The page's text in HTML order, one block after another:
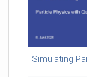
48:39 duration